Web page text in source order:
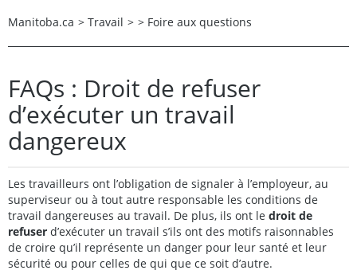
Manitoba.ca > Travail > > Foire aux questions
FAQs : Droit de refuser
d’exécuter un travail
dangereux
Les travailleurs ont l’obligation de signaler à l’employeur, au
superviseur ou à tout autre responsable les conditions de
travail dangereuses au travail. De plus, ils ont le droit de
refuser d’exécuter un travail s’ils ont des motifs raisonnables
de croire qu’il représente un danger pour leur santé et leur
sécurité ou pour celles de qui que ce soit d’autre.